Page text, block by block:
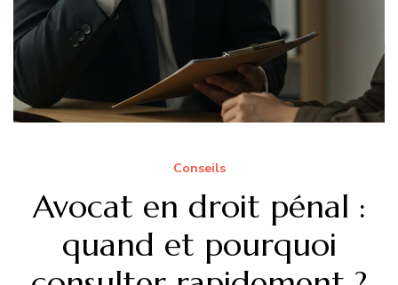
Conseils
Avocat en droit pénal :
quand et pourquoi